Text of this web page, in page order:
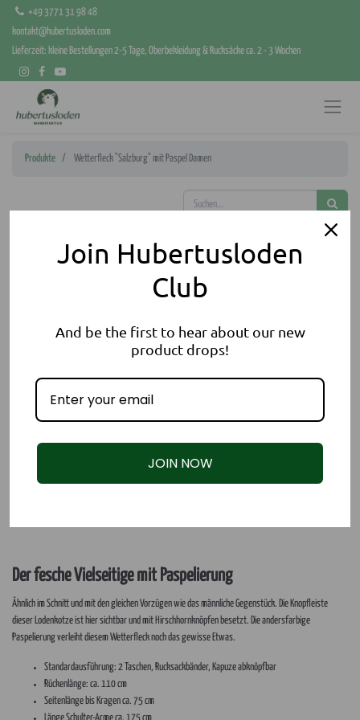
+49 3771 31 98 48
kontakt@hubertusloden.com
Lieferzeit: kleine Bestellungen 2-5 Tage, Oberbekleidung & Rucksäcke ca. 2 - 3 Wochen
Produkte Wetterfleck "Salzburg" mit Paspel Damen
Der fesche Vielseitige mit Paspelierung
Ähnlich im Schnitt und mit den gleichen Vorzügen wie das männliche Gegenstück. Die Knopfleiste
dieser Lodenkotze ist hier sichtbar und mit Hirschhornknöpfen besetzt. Die andersfarbige
Paspelierung verleiht diesem Wetterfleck noch das gewisse Etwas.
Standardausführung: 2 Taschen, Rucksackbänder, Kapuze abknöpfbar
Rückenlänge: ca. 110 cm
Seitenlänge bis Kragen ca. 75 cm
Join Hubertusloden
Club
And be the first to hear about our new
product drops!
JOIN NOW